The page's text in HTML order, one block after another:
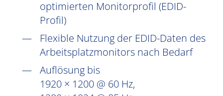
optimierten Monitorprofil (EDID-
Profil)
Flexible Nutzung der EDID-Daten des
Arbeitsplatzmonitors nach Bedarf
Auflösung bis
1920 × 1200 @ 60 Hz,